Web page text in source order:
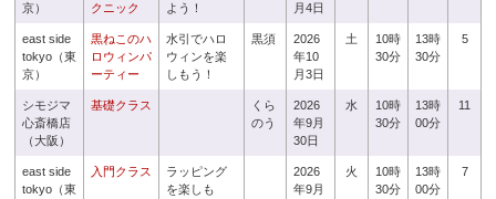
京）
クニック
よう！
月4日
east side
tokyo（東
京）
黒ねこのハ
ロウィンパ
ーティー
水引でハロ
ウィンを楽
しもう！
黒須
2026
年10
月3日
土
10時
30分
13時
30分
5
シモジマ
心斎橋店
（大阪）
基礎クラス
くら
のう
2026
年9月
30日
水
10時
30分
13時
00分
11
east side
tokyo（東
入門クラス
ラッピング
を楽しも
2026
年9月
火
10時
30分
13時
00分
7